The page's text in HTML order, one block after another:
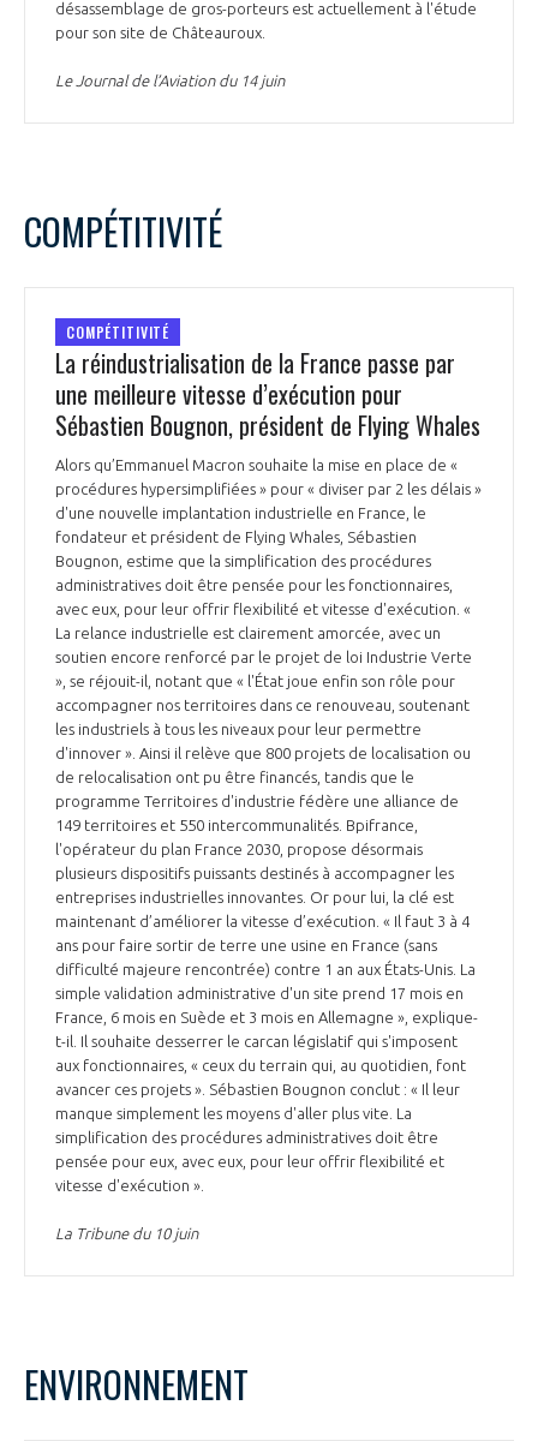
désassemblage de gros-porteurs est actuellement à l'étude
pour son site de Châteauroux.
Le Journal de l’Aviation du 14 juin
COMPÉTITIVITÉ
COMPÉTITIVITÉ
La réindustrialisation de la France passe par
une meilleure vitesse d’exécution pour
Sébastien Bougnon, président de Flying Whales
Alors qu’Emmanuel Macron souhaite la mise en place de «
procédures hypersimplifiées » pour « diviser par 2 les délais »
d'une nouvelle implantation industrielle en France, le
fondateur et président de Flying Whales, Sébastien
Bougnon, estime que la simplification des procédures
administratives doit être pensée pour les fonctionnaires,
avec eux, pour leur offrir flexibilité et vitesse d'exécution. «
La relance industrielle est clairement amorcée, avec un
soutien encore renforcé par le projet de loi Industrie Verte
», se réjouit-il, notant que « l'État joue enfin son rôle pour
accompagner nos territoires dans ce renouveau, soutenant
les industriels à tous les niveaux pour leur permettre
d'innover ». Ainsi il relève que 800 projets de localisation ou
de relocalisation ont pu être financés, tandis que le
programme Territoires d'industrie fédère une alliance de
149 territoires et 550 intercommunalités. Bpifrance,
l'opérateur du plan France 2030, propose désormais
plusieurs dispositifs puissants destinés à accompagner les
entreprises industrielles innovantes. Or pour lui, la clé est
maintenant d’améliorer la vitesse d’exécution. « Il faut 3 à 4
ans pour faire sortir de terre une usine en France (sans
difficulté majeure rencontrée) contre 1 an aux États-Unis. La
simple validation administrative d'un site prend 17 mois en
France, 6 mois en Suède et 3 mois en Allemagne », explique-
t-il. Il souhaite desserrer le carcan législatif qui s'imposent
aux fonctionnaires, « ceux du terrain qui, au quotidien, font
avancer ces projets ». Sébastien Bougnon conclut : « Il leur
manque simplement les moyens d'aller plus vite. La
simplification des procédures administratives doit être
pensée pour eux, avec eux, pour leur offrir flexibilité et
vitesse d'exécution ».
La Tribune du 10 juin
ENVIRONNEMENT